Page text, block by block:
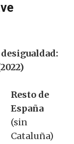
Resto de
España
(sin
Cataluña)